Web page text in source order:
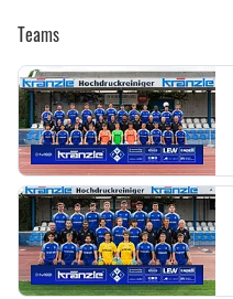
Teams